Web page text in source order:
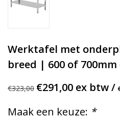
Werktafel met
breed | 600 of 700mm
€323,00 €291,00 ex btw /
Maak een keuze: *